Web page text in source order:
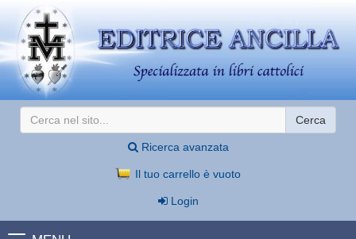
Cerca
Ricerca avanzata
Il tuo carrello è vuoto
Login